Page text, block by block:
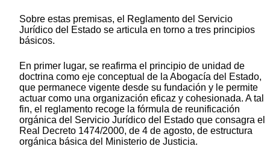
Sobre estas premisas, el Reglamento del Servicio
Jurídico del Estado se articula en torno a tres principios
básicos.
En primer lugar, se reafirma el principio de unidad de
doctrina como eje conceptual de la Abogacía del Estado,
que permanece vigente desde su fundación y le permite
actuar como una organización eficaz y cohesionada. A tal
fin, el reglamento recoge la fórmula de reunificación
orgánica del Servicio Jurídico del Estado que consagra el
Real Decreto 1474/2000, de 4 de agosto, de estructura
orgánica básica del Ministerio de Justicia.